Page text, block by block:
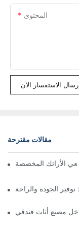
المحتوى
الاستفسار الآن
مقالات مقترحة
الأرائك المخصصة
الجودة والراحة
مصنع أثاث فندقي